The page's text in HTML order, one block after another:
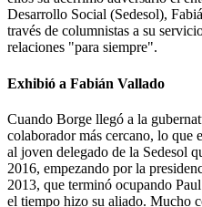
Desarrollo Social (Sedesol),
través de columnistas a su
relaciones "para siempre".
Exhibió a Fabián Vallado
Cuando Borge llegó a la
colaborador más cercano, lo que
al joven delegado de la Sedesol
2016, empezando por la
2013, que terminó ocupando
el tiempo hizo su aliado. Mucho